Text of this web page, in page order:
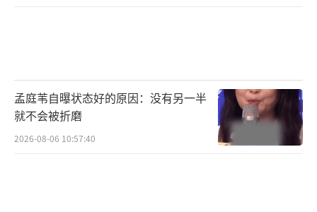
期待看到的是五年、十年后，他依然能在行业
中闪耀光芒。穆祉丞 星辰大海 天才少年的烦
恼！（责任编辑：0882）
孟庭苇自曝状态好的原因：没有另一半
就不会被折磨
2026-08-06 10:57:40